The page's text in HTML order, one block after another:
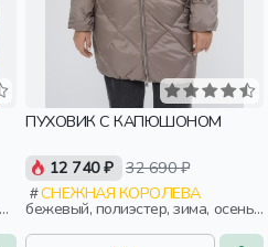
ПУХОВИК С КАПЮШОНОМ
12 740 ₽ 32 690 ₽
СНЕЖНАЯ КОРОЛЕВА
бежевый, полиэстер, зима, осень,
россия, прямые, капюшон,
застежка, утепленные, стеганые,